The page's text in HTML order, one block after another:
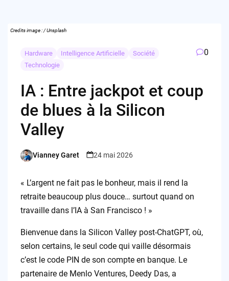
Credits image : / Unsplash
Hardware Intelligence Artificielle
Société
Technologie
0
IA : Entre jackpot et coup
de blues à la Silicon
Valley
Posted
Vianney Garet 24 mai 2026
« L’argent ne fait pas le bonheur, mais il rend la
retraite beaucoup plus douce… surtout quand on
travaille dans l’IA à San Francisco ! »
Bienvenue dans la Silicon Valley post-ChatGPT, où,
selon certains, le seul code qui vaille désormais
c’est le code PIN de son compte en banque. Le
partenaire de Menlo Ventures, Deedy Das, a